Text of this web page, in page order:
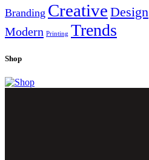
Branding Creative Design
Modern Printing Trends
Shop